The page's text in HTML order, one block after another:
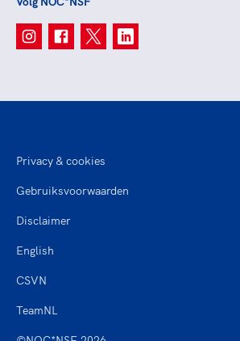
Privacy & cookies
Gebruiksvoorwaarden
Disclaimer
English
CSVN
TeamNL